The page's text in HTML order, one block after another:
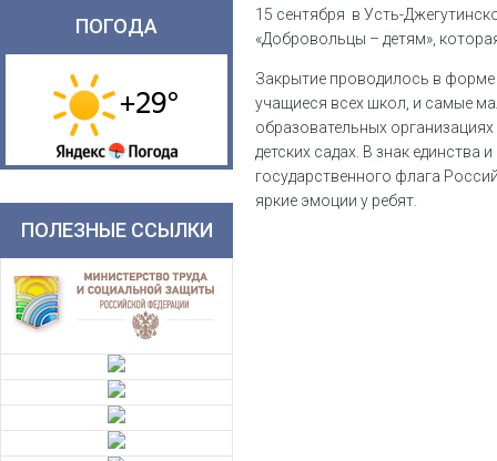
ПОГОДА
ПОЛЕЗНЫЕ ССЫЛКИ
15 сентября в Усть-
«Добровольцы – детям»,
Закрытие проводилось в
учащиеся всех школ, и самые
образовательных
детских садах. В знак
государственного флага
яркие эмоции у ребят.